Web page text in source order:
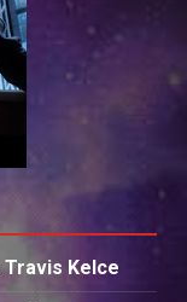
Kelce